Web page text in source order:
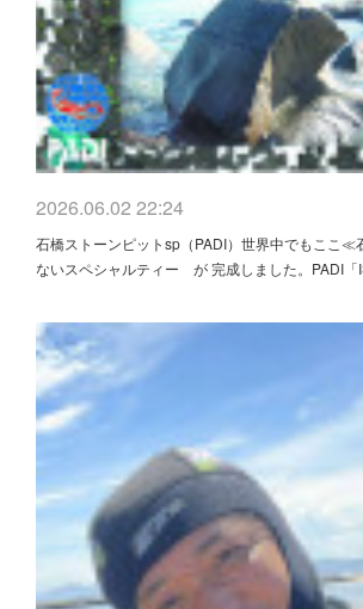
2026.06.02 22:24
石橋ストーンピットsp（PADI）世界中でもここ
ないスペシャルティー が 完成しました。PADI